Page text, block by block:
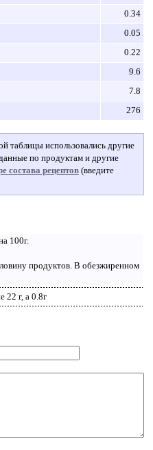
0.34
0.05
0.22
9.6
7.8
276
таблицы использовались другие
по продуктам и другие
состава рецептов(введите
100г.
продуктов. В обезжиренном
22 г, а 0.8г